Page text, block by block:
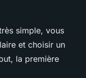
simple, vous
et choisir un
la première